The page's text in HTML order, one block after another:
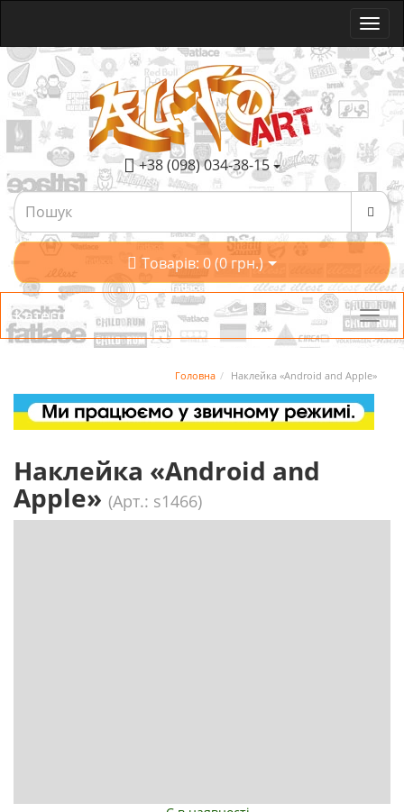
+38 (098) 034-38-15
Товарів: 0 (0 грн.)
Категорії
Головна Наклейка «Android and Apple»
Наклейка «Android and
Apple» (Арт.: s1466)